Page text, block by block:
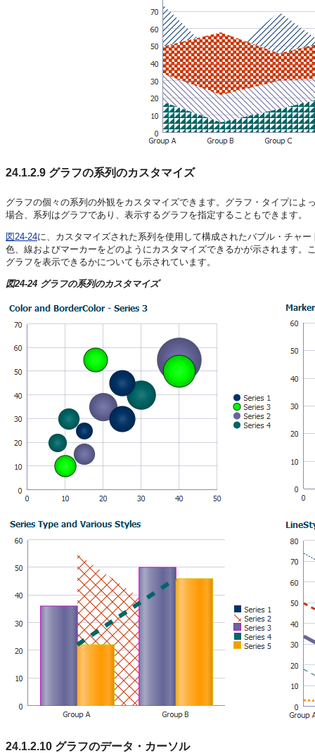
24.1.2.9 グラフの系列のカスタマイズ
グラフの個々の系列の外観をカスタマイズできます。グラフ・タイプに
場合、系列はグラフであり、表示するグラフを指定することもできます。
図24-24に、カスタマイズされた系列を使用して構成されたバブル・チャ
色、線およびマーカーをどのようにカスタマイズできるかが示されます
グラフを表示できるかについても示されています。
図24-24 グラフの系列のカスタマイズ
24.1.2.10 グラフのデータ・カーソル